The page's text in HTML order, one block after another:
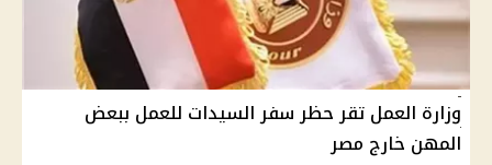
وزارة العمل تقر حظر سفر السيدات للعمل ببعض
المهن خارج مصر